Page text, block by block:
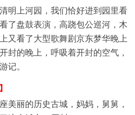
上河园，我们恰好进到园里看
了盘鼓表演，高跷包公巡河，木
又看了大型歌舞剧京东梦华晚上
封的晚上，呼吸着开封的空气，
记。
丽的历史古城，妈妈，舅舅，